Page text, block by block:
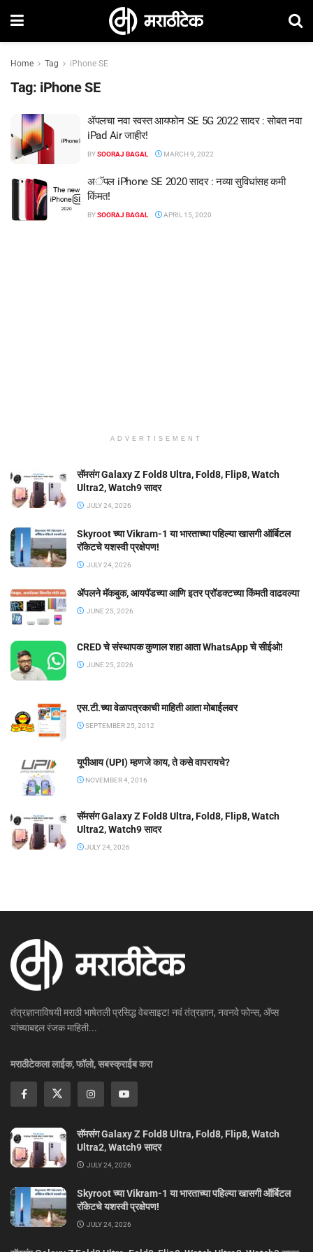
Home Tag iPhone SE
Tag: iPhone SE
ॲपलचा नवा स्वस्त आयफोन SE 5G 2022 सादर : सोबत नवा
iPad Air जाहीर!
BYSOORAJ BAGAL MARCH 9, 2022
अॅपल iPhone SE 2020 सादर : नव्या सुविधांसह कमी
किंमत!
BYSOORAJ BAGAL APRIL 15, 2020
ADVERTISEMENT
सॅमसंग Galaxy Z Fold8 Ultra, Fold8, Flip8, Watch
Ultra2, Watch9 सादर
JULY 24, 2026
Skyroot च्या Vikram-1 या भारताच्या पहिल्या खासगी ऑर्बिटल
रॉकेटचे यशस्वी प्रक्षेपण!
JULY 24, 2026
ॲपलने मॅकबुक, आयपॅडच्या आणि इतर प्रॉडक्टच्या किंमती वाढवल्या
JUNE 25, 2026
CRED चे संस्थापक कुणाल शहा आता WhatsApp चे सीईओ!
JUNE 25, 2026
एस.टी.च्या वेळापत्रकाची माहिती आता मोबाईलवर
SEPTEMBER 25, 2012
यूपीआय (UPI) म्हणजे काय, ते कसे वापरायचे?
NOVEMBER 4, 2016
सॅमसंग Galaxy Z Fold8 Ultra, Fold8, Flip8, Watch
Ultra2, Watch9 सादर
JULY 24, 2026
तंत्रज्ञानाविषयी मराठी भाषेतली प्रसिद्ध वेबसाइट! नवं तंत्रज्ञान, नवनवे फोन्स, ॲप्स
यांच्याबद्दल रंजक माहिती...
मराठीटेकला लाईक, फॉलो, सबस्क्राईब करा
सॅमसंग Galaxy Z Fold8 Ultra, Fold8, Flip8, Watch
Ultra2, Watch9 सादर
JULY 24, 2026
Skyroot च्या Vikram-1 या भारताच्या पहिल्या खासगी ऑर्बिटल
रॉकेटचे यशस्वी प्रक्षेपण!
JULY 24, 2026